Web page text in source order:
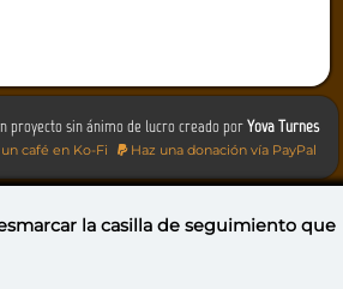
proyecto sin ánimo de lucro creado porYova Turnes
café en Ko-Fi Haz una donación vía PayPal
la casilla de seguimiento que